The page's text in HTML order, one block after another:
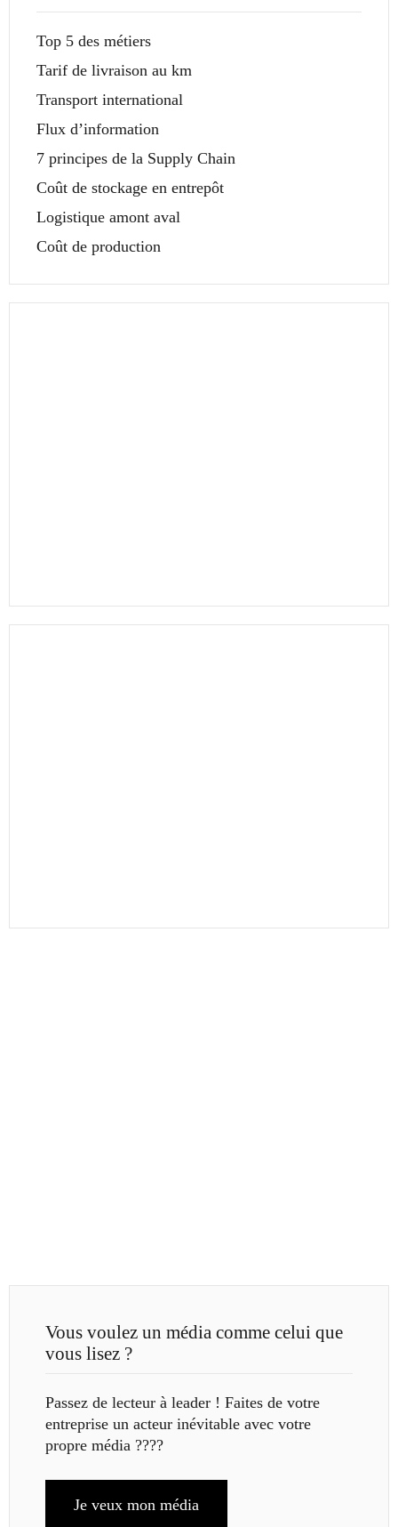
Top 5 des métiers
Tarif de livraison au km
Transport international
Flux d’information
7 principes de la Supply Chain
Coût de stockage en entrepôt
Logistique amont aval
Coût de production
Vous voulez un média comme celui que
vous lisez ?
Passez de lecteur à leader ! Faites de votre
entreprise un acteur inévitable avec votre
propre média ????
Je veux mon média